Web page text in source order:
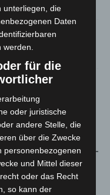
– Polizei sucht
auf Baustelle
2.799
unterliegen, die
Daten
werden.
für die
oder juristische
andere Stelle, die
über die Zwecke
personenbezogenen
und Mittel dieser
oder das Recht
so kann der